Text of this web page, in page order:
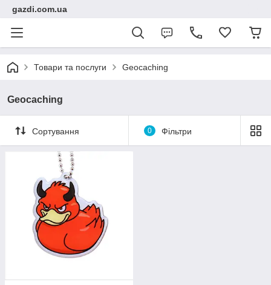
gazdi.com.ua
Товари та послуги Geocaching
Geocaching
Сортування 0 Фільтри